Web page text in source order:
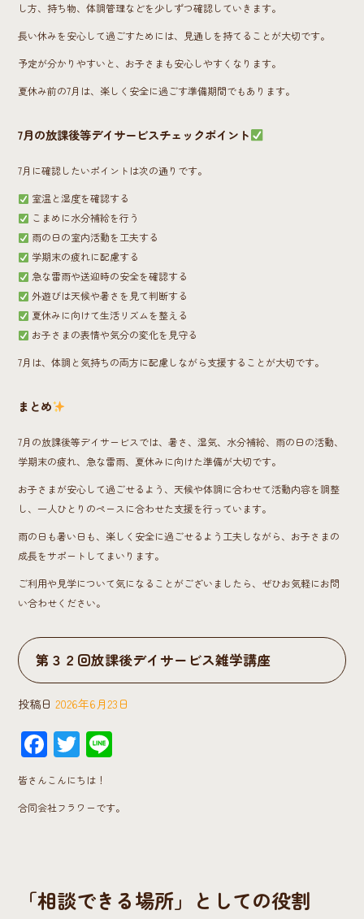
し方、持ち物、体調管理などを少しずつ確認していきます。
長い休みを安心して過ごすためには、見通しを持てることが大切です。
予定が分かりやすいと、お子さまも安心しやすくなります。
夏休み前の7月は、楽しく安全に過ごす準備期間でもあります。
7月の放課後等デイサービスチェックポイント
7月に確認したいポイントは次の通りです。
室温と湿度を確認する
こまめに水分補給を行う
雨の日の室内活動を工夫する
学期末の疲れに配慮する
急な雷雨や送迎時の安全を確認する
外遊びは天候や暑さを見て判断する
夏休みに向けて生活リズムを整える
お子さまの表情や気分の変化を見守る
7月は、体調と気持ちの両方に配慮しながら支援することが大切です。
まとめ
7月の放課後等デイサービスでは、暑さ、湿気、水分補給、雨の日の活動、
学期末の疲れ、急な雷雨、夏休みに向けた準備が大切です。
お子さまが安心して過ごせるよう、天候や体調に合わせて活動内容を調整
し、一人ひとりのペースに合わせた支援を行っています。
雨の日も暑い日も、楽しく安全に過ごせるよう工夫しながら、お子さまの
成長をサポートしてまいります。
ご利用や見学について気になることがございましたら、ぜひお気軽にお問
い合わせください。
第３２回放課後デイサービス雑学講座
投稿日 2026年6月23日
F
ac
e
b
T
wi
tt
er
皆さんこんにちは！
合同会社フラワーです。
「相談できる場所」としての役割